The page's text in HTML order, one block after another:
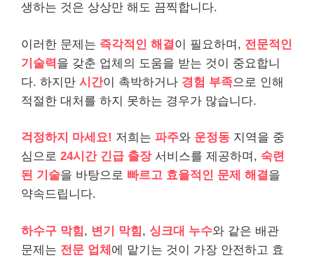
생하는 것은 상상만 해도 끔찍합니다.
이러한 문제는 즉각적인 해결 이 필요하며, 전문적인
기술력 을 갖춘 업체의 도움을 받는 것이 중요합니
다. 하지만 시간이 촉박하거나 경험 부족으로 인해
적절한 대처를 하지 못하는 경우가 많습니다.
걱정하지 마세요! 저희는 파주와 운정동 지역을 중
심으로 24시간 긴급 출장서비스를 제공하며, 숙련
된 기술을 바탕으로 빠르고 효율적인 문제 해결을
약속드립니다.
하수구 막힘, 변기 막힘, 싱크대 누수와 같은 배관
문제는 전문 업체 에 맡기는 것이 가장 안전하고 효